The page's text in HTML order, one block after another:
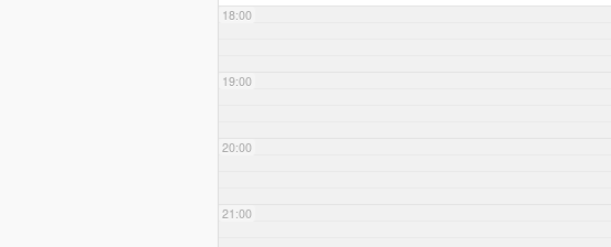
18:00
19:00
20:00
21:00